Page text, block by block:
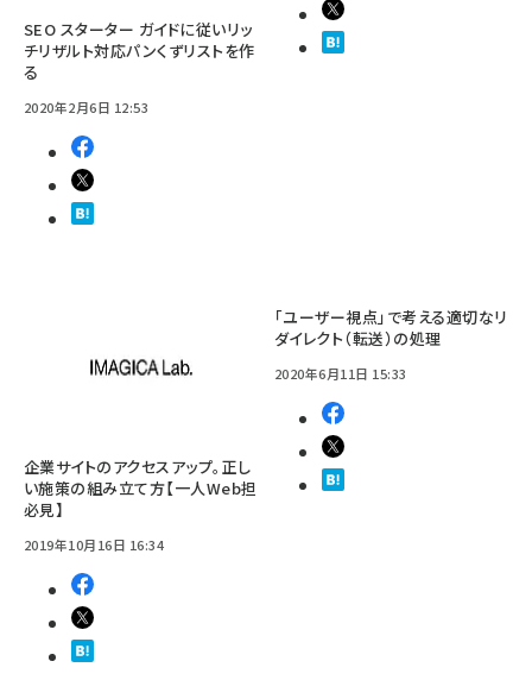
SEO スターター ガイドに従いリッ
チリザルト対応パンくずリストを作
る
2020年2月6日 12:53
企業サイトのアクセスアップ。正し
い施策の組み立て方【一人Web担
必見】
2019年10月16日 16:34
「ユーザー視点」で考える適切なリ
ダイレクト（転送）の処理
2020年6月11日 15:33